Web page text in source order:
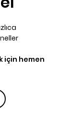
için hemen